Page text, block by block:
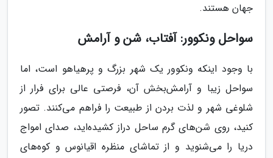
جهان هستند.
سواحل ونکوور: آفتاب، شن و آرامش
با وجود اینکه ونکوور یک شهر بزرگ و پرهیاهو است، اما
سواحل زیبا و آرامش‌بخش آن، فرصتی عالی برای فرار از
شلوغی شهر و لذت بردن از طبیعت را فراهم می‌کنند. تصور
کنید، روی شن‌های گرم ساحل دراز کشیده‌اید، صدای امواج
دریا را می‌شنوید و از تماشای منظره اقیانوس و کوه‌های